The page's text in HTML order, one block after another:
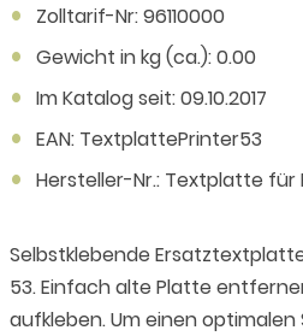
Zolltarif-Nr: 96110000
Gewicht in kg (ca.): 0.00
Im Katalog seit: 09.10.2017
EAN: TextplattePrinter53
Hersteller-Nr.: Textplatte für
Selbstklebende
53. Einfach alte Platte
aufkleben. Um einen